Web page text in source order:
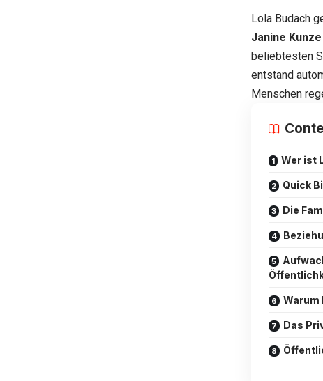
Lola Budach
Janine Kunze
beliebtesten
entstand
Menschen
Wer ist
Quick
Die
Warum
Das